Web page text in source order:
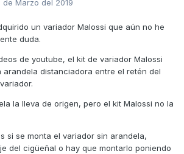
de Marzo del 2019
un variador Malossi que aún no he
duda.
de youtube, el kit de variador Malossi
arandela distanciadora entre el retén del
la lleva de origen, pero el kit Malossi no la
si se monta el variador sin arandela,
del cigüeñal o hay que montarlo poniendo